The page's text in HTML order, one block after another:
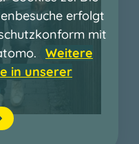
erfolgt
mit
Weitere
in unserer